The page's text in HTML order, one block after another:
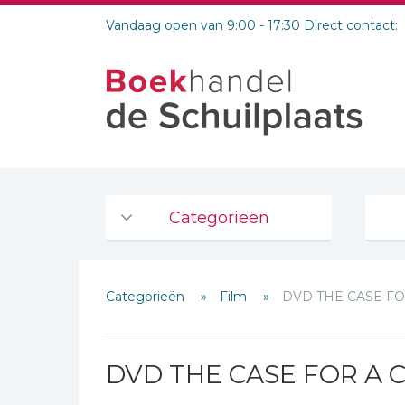
Vandaag open van 9:00 - 17:30 Direct contact:
Categorieën
De Bijbel
Bijbelse Dagboeken 2026
Bijbelstudie groepen
Categorieën Film DVD THE CASE
DVD THE CASE FOR A